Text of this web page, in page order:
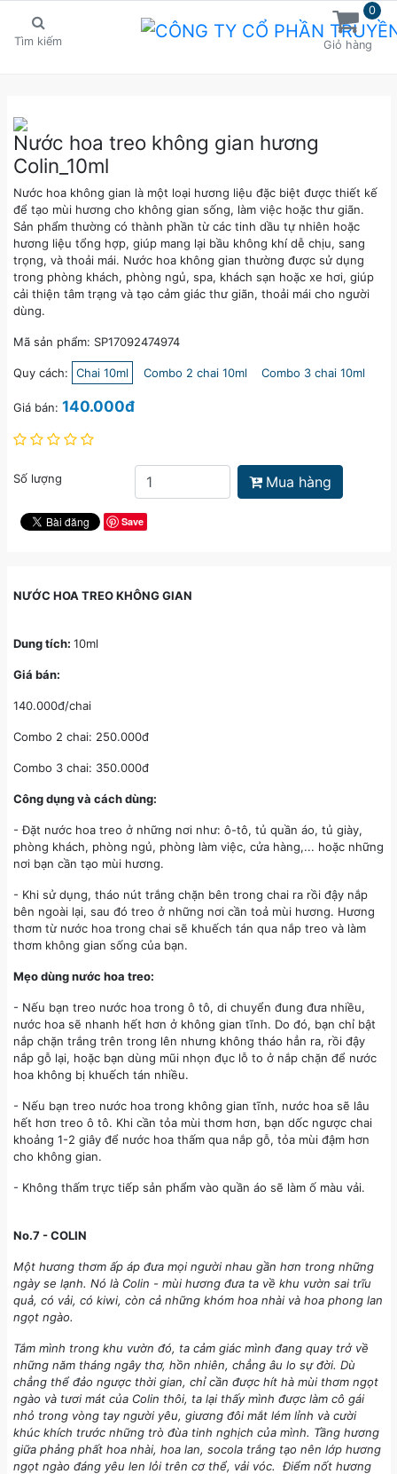
Tìm kiếm
0
Giỏ hàng
Nước hoa treo không gian hương
Colin_10ml
Nước hoa không gian là một loại hương liệu đặc biệt được thiết kế
để tạo mùi hương cho không gian sống, làm việc hoặc thư giãn.
Sản phẩm thường có thành phần từ các tinh dầu tự nhiên hoặc
hương liệu tổng hợp, giúp mang lại bầu không khí dễ chịu, sang
trọng, và thoải mái. Nước hoa không gian thường được sử dụng
trong phòng khách, phòng ngủ, spa, khách sạn hoặc xe hơi, giúp
cải thiện tâm trạng và tạo cảm giác thư giãn, thoải mái cho người
dùng.
Mã sản phẩm: SP17092474974
Quy cách: Chai 10ml Combo 2 chai 10ml Combo 3 chai 10ml
Giá bán: 140.000đ
Số lượng Mua hàng
Save
NƯỚC HOA TREO KHÔNG GIAN
Dung tích: 10ml
Giá bán:
140.000đ/chai
Combo 2 chai: 250.000đ
Combo 3 chai: 350.000đ
Công dụng và cách dùng:
- Đặt nước hoa treo ở những nơi như: ô-tô, tủ quần áo, tủ giày,
phòng khách, phòng ngủ, phòng làm việc, cửa hàng,... hoặc những
nơi bạn cần tạo mùi hương.
- Khi sử dụng, tháo nút trắng chặn bên trong chai ra rồi đậy nắp
bên ngoài lại, sau đó treo ở những nơi cần toả mùi hương. Hương
thơm từ nước hoa trong chai sẽ khuếch tán qua nắp treo và làm
thơm không gian sống của bạn.
Mẹo dùng nước hoa treo:
- Nếu bạn treo nước hoa trong ô tô, di chuyển đung đưa nhiều,
nước hoa sẽ nhanh hết hơn ở không gian tĩnh. Do đó, bạn chỉ bật
nắp chặn trắng trên trong lên nhưng không tháo hẳn ra, rồi đậy
nắp gỗ lại, hoặc bạn dùng mũi nhọn đục lỗ to ở nắp chặn để nước
hoa không bị khuếch tán nhiều.
- Nếu bạn treo nước hoa trong không gian tĩnh, nước hoa sẽ lâu
hết hơn treo ô tô. Khi cần tỏa mùi thơm hơn, bạn dốc ngược chai
khoảng 1-2 giây để nước hoa thấm qua nắp gỗ, tỏa mùi đậm hơn
cho không gian.
- Không thấm trực tiếp sản phẩm vào quần áo sẽ làm ố màu vải.
No.7 - COLIN
Một hương thơm ấp áp đưa mọi người nhau gần hơn trong những
ngày se lạnh. Nó là Colin - mùi hương đưa ta về khu vườn sai trĩu
quả, có vải, có kiwi, còn cả những khóm hoa nhài và hoa phong lan
ngọt ngào.
Tắm mình trong khu vườn đó, ta cảm giác mình đang quay trở về
những năm tháng ngây thơ, hồn nhiên, chẳng âu lo sự đời. Dù
chẳng thể đảo ngược thời gian, chỉ cần được hít hà mùi thơm ngọt
ngào và tươi mát của Colin thôi, ta lại thấy mình được làm cô gái
nhỏ trong vòng tay người yêu, giương đôi mắt lém lỉnh và cười
khúc khích trước những trò đùa tinh nghịch của mình. Tầng hương
giữa phảng phất hoa nhài, hoa lan, socola trắng tạo nên lớp hương
ngọt ngào đáng yêu len lỏi trên cơ thể, vải vóc. Điểm nốt hương